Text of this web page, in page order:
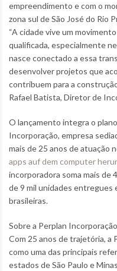
empreendimento e com o
zona sul de São José do Rio
“A cidade vive um
qualificada, especialmente
nasce conectado a essa
desenvolver projetos que
contribuem para a
Rafael Batista, Diretor de
O lançamento integra o
Incorporação, empresa
mais de 25 anos de atuação
apps auf dem computer
incorporadora soma mais de
de 9 mil unidades entregues
brasileiras.
Sobre a Perplan Incorporação
Com 25 anos de trajetória, a
como uma das principais
estados de São Paulo e